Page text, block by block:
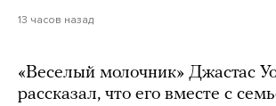
13 часов назад
«Веселый молочник» Джастас
рассказал, что его вместе с